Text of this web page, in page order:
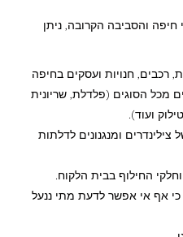
חיפה והסביבה הקרובה, ניתן
רכבים, חנויות ועסקים בחיפה
מכל הסוגים (פלדלת, שריונית
ומנגנונים לדלתות
– כי אף אי אפשר לדעת מתי ננעל